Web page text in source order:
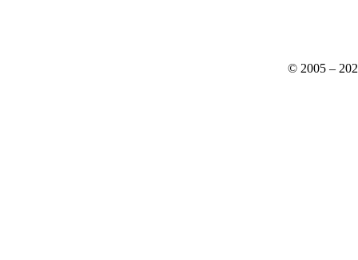
© 2005 –